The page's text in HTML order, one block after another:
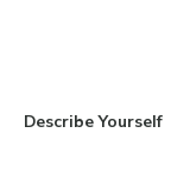
Describe Yourself